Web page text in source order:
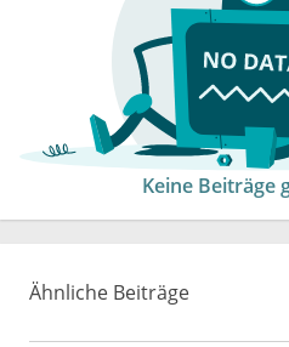
Keine Beiträge
Ähnliche Beiträge